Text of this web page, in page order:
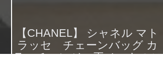
【CHANEL】 シャネル マト
ラッセ チェーンバッグ カ
ラーチェンジ 再メッキのご